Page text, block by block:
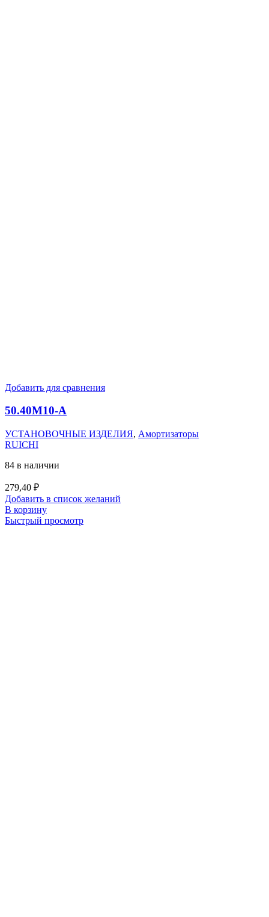
Добавить для сравнения
50.40M10-А
УСТАНОВОЧНЫЕ ИЗДЕЛИЯ, Амортизаторы
RUICHI
84 в наличии
279,40 ₽
Добавить в список желаний
В корзину
Быстрый просмотр